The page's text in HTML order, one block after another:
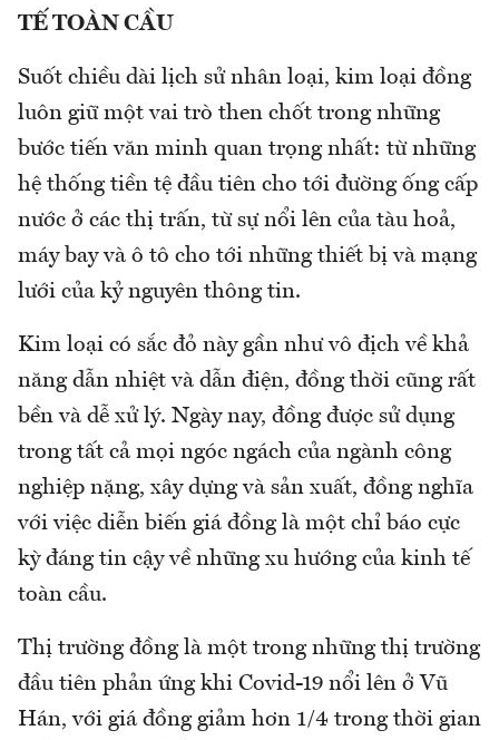
TẾ TOÀN CẦU
Suốt chiều dài lịch sử nhân loại, kim loại đồng
luôn giữ một vai trò then chốt trong những
bước tiến văn minh quan trọng nhất: từ những
hệ thống tiền tệ đầu tiên cho tới đường ống cấp
nước ở các thị trấn, từ sự nổi lên của tàu hoả,
máy bay và ô tô cho tới những thiết bị và mạng
lưới của kỷ nguyên thông tin.
Kim loại có sắc đỏ này gần như vô địch về khả
năng dẫn nhiệt và dẫn điện, đồng thời cũng rất
bền và dễ xử lý. Ngày nay, đồng được sử dụng
trong tất cả mọi ngóc ngách của ngành công
nghiệp nặng, xây dựng và sản xuất, đồng nghĩa
với việc diễn biến giá đồng là một chỉ báo cực
kỳ đáng tin cậy về những xu hướng của kinh tế
toàn cầu.
Thị trường đồng là một trong những thị trường
đầu tiên phản ứng khi Covid-19 nổi lên ở Vũ
Hán, với giá đồng giảm hơn 1/4 trong thời gian